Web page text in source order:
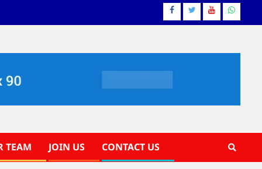
Facebook
TwitterYouTube
TEAM JOIN US CONTACT US